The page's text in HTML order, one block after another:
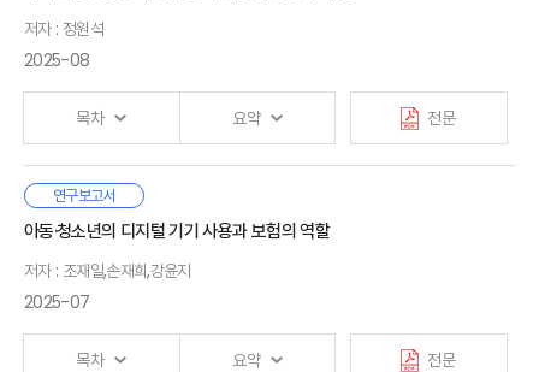
산정을 통해 재정안정성을 확보하되, 취약계층의 부담을 완화하기 위한
상생금융 및 ESG 경영을 강화해야 한다. 셋째, 생명보험상품의 갱신주기를
단축해 손해율 변동성을 줄이는 한편, 소비자부담을 완화할 수 있는
하이브리드 상품 개발과 소비자 교육이 필요하다.
한편, 본 연구는 보험계약자의 건강 상태와 소득 수준 등 개인 단위
데이터의 부재로 인해 분석의 정밀도가 제한되었으며, 광역시·도 단위의
지역 데이터를 활용하여 세부적 지역 특성을 충분히 반영하지 못하였다는
한계를 가진다. 따라서 기후변화가 생명보험에 미치는 영향을 보다 정확히
보험회사와 정책결정자는 기후변화에 대응하는 효과적이고 지속 가능한
전략을 마련할 수 있을 것이다.
2. 기후변화와 생명보험
1. 연구자료와 모형
3. 소결
Ⅳ. 결론
1. 실증분석 결과 및 의의
2. 시사점
저자 : 정원석
2025-08
목차 요약 전문
우리나라의 노인빈곤율은 40%로 OECD 국가 중 가장 높은
수준이다. 이를 완화시키기 위해서는 우리 국민이 근로기에 충분한
내고 많이 받는 구조로 재정안정성에 관한 논의가 필요하므로
국민연금에 대한 추가적인 보장성 강화는 기대하기 어렵다. 따라서
적립한 만큼 연금을 수령하는 사적연금을 활성화하여 부족한
노후소득을 마련해야 한다.
Ⅰ. 서론
1. 연구 배경
2. 선행연구
Ⅱ. 사적연금 현황
1. 퇴직연금
연구보고서
아동·청소년의 디지털 기기 사용과 보험의 역할
저자 : 조재일,손재희,강윤지
2025-07
목차 요약 전문